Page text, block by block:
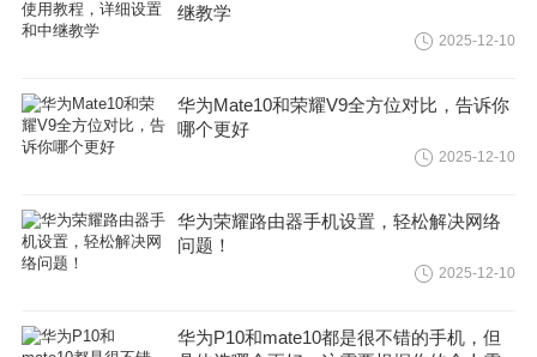
继教学
2025-12-10
华为Mate10和荣耀V9全方位对比，告诉你
哪个更好
2025-12-10
华为荣耀路由器手机设置，轻松解决网络
问题！
2025-12-10
华为P10和mate10都是很不错的手机，但